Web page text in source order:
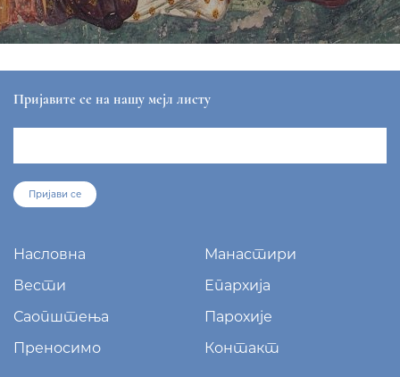
Пријавите се на нашу мејл листу
Пријави се
Насловна
Манастири
Вести
Епархија
Саопштења
Парохије
Преносимо
Контакт